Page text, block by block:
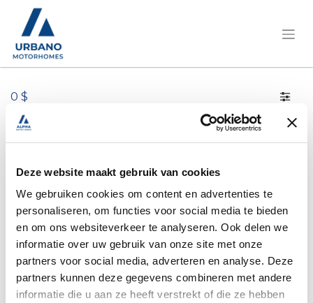
Deze website maakt gebruik van cookies
We gebruiken cookies om content en advertenties te
personaliseren, om functies voor social media te bieden
en om ons websiteverkeer te analyseren. Ook delen we
informatie over uw gebruik van onze site met onze
partners voor social media, adverteren en analyse. Deze
partners kunnen deze gegevens combineren met andere
informatie die u aan ze heeft verstrekt of die ze hebben
0 $